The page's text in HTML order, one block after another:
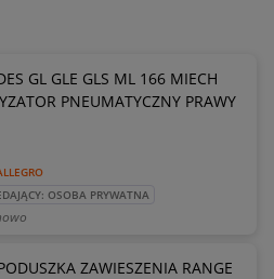
GL GLE GLS ML 166 MIECH
PNEUMATYCZNY PRAWY
OSOBA PRYWATNA
ZAWIESZENIA RANGE